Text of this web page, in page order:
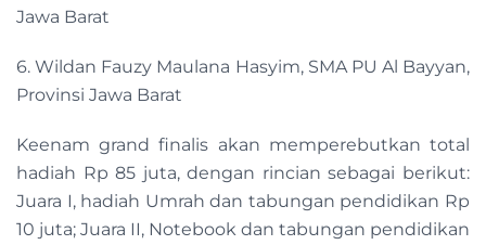
Jawa Barat
6. Wildan Fauzy Maulana Hasyim, SMA PU Al Bayyan,
Provinsi Jawa Barat
Keenam grand finalis akan memperebutkan total
hadiah Rp 85 juta, dengan rincian sebagai berikut:
Juara I, hadiah Umrah dan tabungan pendidikan Rp
10 juta; Juara II, Notebook dan tabungan pendidikan